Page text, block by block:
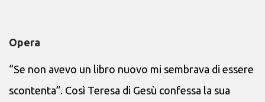
Opera
“Se non avevo un libro nuovo mi sembrava di essere
scontenta”. Così Teresa di Gesù confessa la sua